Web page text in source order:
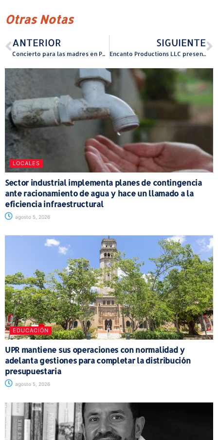
Otras Notas
ANTERIOR
Concierto para las madres en Peñuelas
SIGUIENTE
Encanto Productions LLC presenta Un Coquí y Un Cucubano como parte del True Colors Fest 2025
LOCALES
Sector industrial implementa planes de contingencia
ante racionamiento de agua y hace un llamado a la
eficiencia infraestructural
agosto 5, 2026
EDUCACIÓN
UPR mantiene sus operaciones con normalidad y
adelanta gestiones para completar la distribución
presupuestaria
agosto 5, 2026